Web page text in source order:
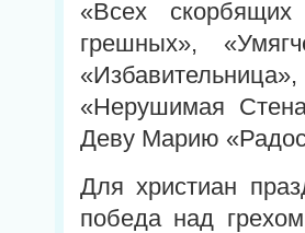
«Всех
грешных»,
«Нерушимая
Деву Марию
Для христиан
победа над